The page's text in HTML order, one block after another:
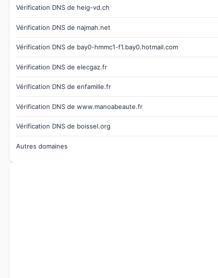
Vérification DNS de heig-vd.ch
Vérification DNS de najmah.net
Vérification DNS de bay0-hmmc1-f1.bay0.hotmail.com
Vérification DNS de elecgaz.fr
Vérification DNS de enfamille.fr
Vérification DNS de www.manoabeaute.fr
Vérification DNS de boissel.org
Autres domaines